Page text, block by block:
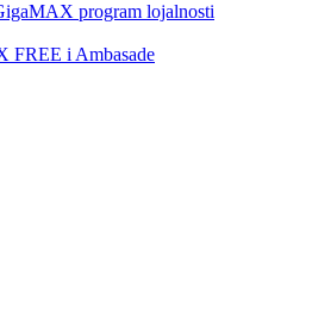
program lojalnosti
FREE i Ambasade